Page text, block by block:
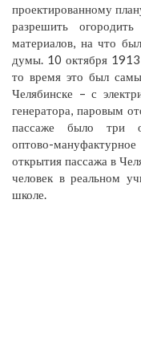
проектированному
разрешить
материалов, на что
думы. 10 октября 1913
то время это был
Челябинске – с
генератора, паровым
пассаже было три
оптово-
открытия пассажа в
человек в реальном
школе.